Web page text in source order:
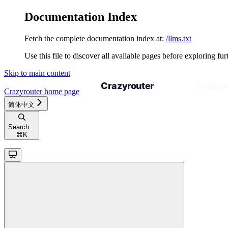
Documentation Index
Fetch the complete documentation index at: /llms.txt
Use this file to discover all available pages before exploring
Skip to main content
Crazyrouterhome page
简体中文
Search...
⌘ K